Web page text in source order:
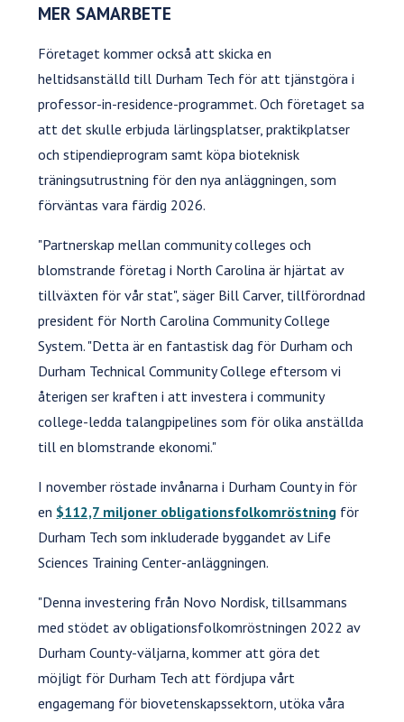
MER SAMARBETE
Företaget kommer också att skicka en
heltidsanställd till Durham Tech för att tjänstgöra i
professor-in-residence-programmet. Och företaget sa
att det skulle erbjuda lärlingsplatser, praktikplatser
och stipendieprogram samt köpa bioteknisk
träningsutrustning för den nya anläggningen, som
förväntas vara färdig 2026.
"Partnerskap mellan community colleges och
blomstrande företag i North Carolina är hjärtat av
tillväxten för vår stat", säger Bill Carver, tillförordnad
president för North Carolina Community College
System. "Detta är en fantastisk dag för Durham och
Durham Technical Community College eftersom vi
återigen ser kraften i att investera i community
college-ledda talangpipelines som för olika anställda
till en blomstrande ekonomi."
I november röstade invånarna i Durham County in för
en $112,7 miljoner obligationsfolkomröstning för
Durham Tech som inkluderade byggandet av Life
Sciences Training Center-anläggningen.
"Denna investering från Novo Nordisk, tillsammans
med stödet av obligationsfolkomröstningen 2022 av
Durham County-väljarna, kommer att göra det
möjligt för Durham Tech att fördjupa vårt
engagemang för biovetenskapssektorn, utöka våra